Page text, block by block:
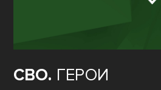
СВО. ГЕРОИ